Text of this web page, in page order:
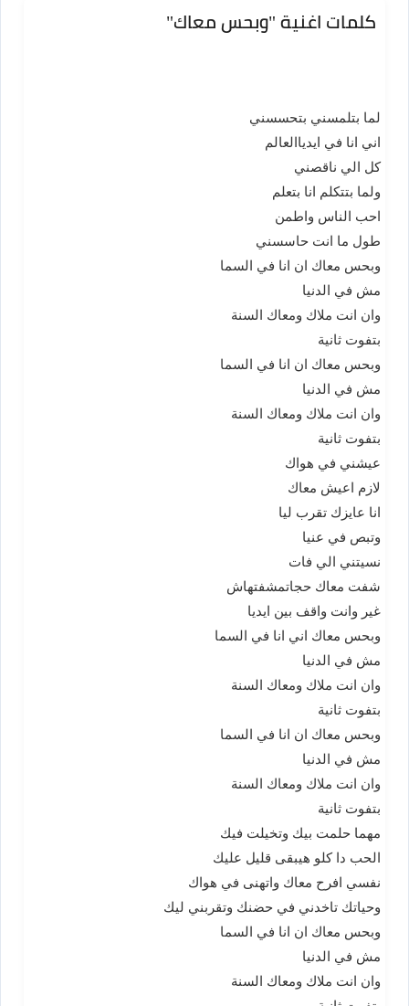
كلمات اغنية "وبحس معاك"
لما بتلمسني بتحسسني
اني انا في ايدياالعالم
كل الي ناقصني
ولما بتتكلم انا بتعلم
احب الناس واطمن
طول ما انت حاسسني
وبحس معاك ان انا في السما
مش في الدنيا
وان انت ملاك ومعاك السنة
بتفوت ثانية
وبحس معاك ان انا في السما
مش في الدنيا
وان انت ملاك ومعاك السنة
بتفوت ثانية
عيشني في هواك
لازم اعيش معاك
انا عايزك تقرب ليا
وتبص في عنيا
نسيتني الي فات
شفت معاك حجاتمشفتهاش
غير وانت واقف بين ايديا
وبحس معاك اني انا في السما
مش في الدنيا
وان انت ملاك ومعاك السنة
بتفوت ثانية
وبحس معاك ان انا في السما
مش في الدنيا
وان انت ملاك ومعاك السنة
بتفوت ثانية
مهما حلمت بيك وتخيلت فيك
الحب دا كلو هيبقى قليل عليك
نفسي افرح معاك واتهنى في هواك
وحياتك تاخدني في حضنك وتقربني ليك
وبحس معاك ان انا في السما
مش في الدنيا
وان انت ملاك ومعاك السنة